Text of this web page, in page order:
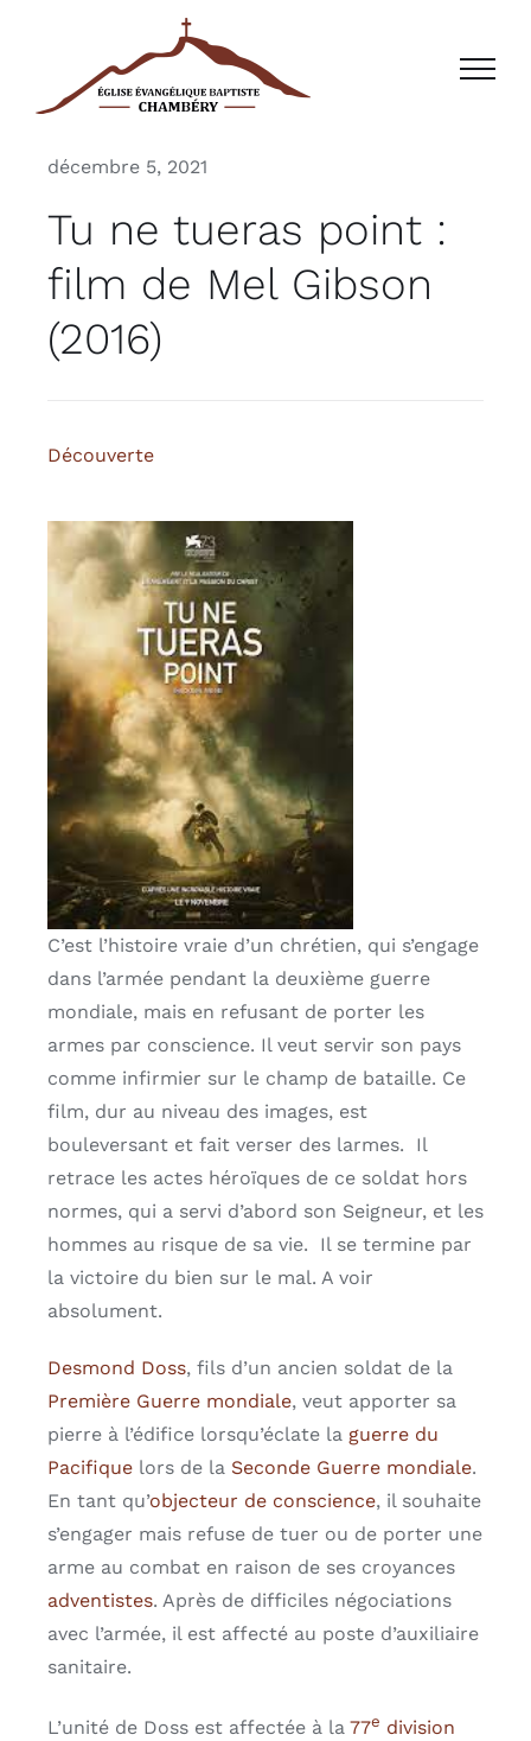
décembre 5, 2021
Tu ne tueras point :
film de Mel Gibson
(2016)
Découverte
C’est l’histoire vraie d’un chrétien, qui s’engage
dans l’armée pendant la deuxième guerre
mondiale, mais en refusant de porter les
armes par conscience. Il veut servir son pays
comme infirmier sur le champ de bataille. Ce
film, dur au niveau des images, est
bouleversant et fait verser des larmes. Il
retrace les actes héroïques de ce soldat hors
normes, qui a servi d’abord son Seigneur, et les
hommes au risque de sa vie. Il se termine par
la victoire du bien sur le mal. A voir
absolument.
Desmond Doss, fils d’un ancien soldat de la
Première Guerre mondiale, veut apporter sa
pierre à l’édifice lorsqu’éclate la guerre du
Pacifique lors de la Seconde Guerre mondiale.
En tant qu’objecteur de conscience, il souhaite
s’engager mais refuse de tuer ou de porter une
arme au combat en raison de ses croyances
adventistes. Après de difficiles négociations
avec l’armée, il est affecté au poste d’auxiliaire
sanitaire.
L’unité de Doss est affectée à la 77e division